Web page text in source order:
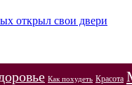
открыл свои двери
Как похудеть Красота